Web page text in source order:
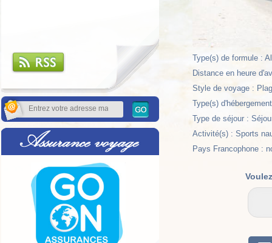
Type(s) de formule :
Distance en heure
Style de voyage :
Type(s)
Type de séjour :
Activité(s) : Sports
Pays Francophone :